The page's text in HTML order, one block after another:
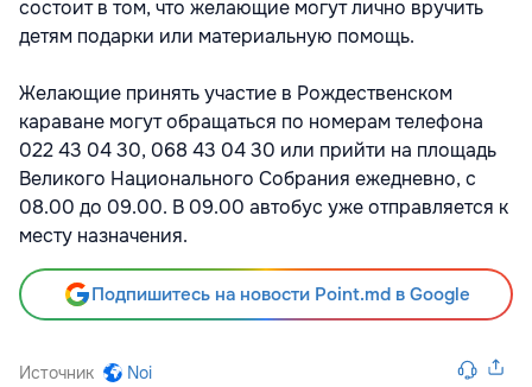
состоит в том, что желающие могут лично вручить
детям подарки или материальную помощь.
Желающие принять участие в Рождественском
караване могут обращаться по номерам телефона
022 43 04 30, 068 43 04 30 или прийти на площадь
Великого Национального Собрания ежедневно, с
08.00 до 09.00. В 09.00 автобус уже отправляется к
месту назначения.
Подпишитесь на новости Point.md в Google
Источник Noi